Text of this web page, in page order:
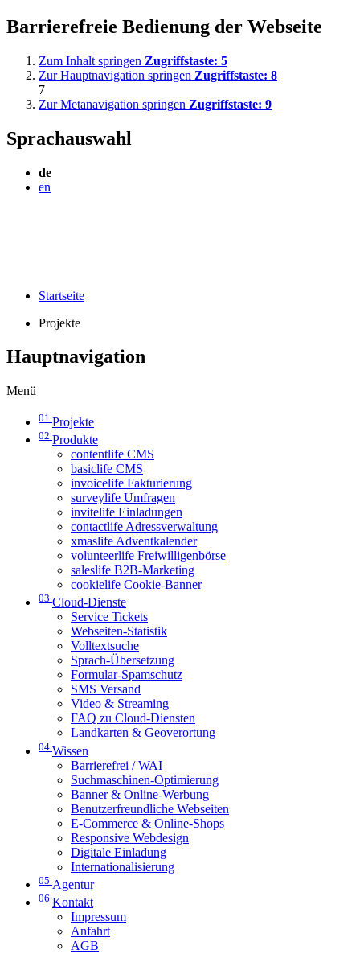
Barrierefreie Bedienung der Webseite
Zum Inhalt springen Zugriffstaste: 5
Zur Hauptnavigation springen Zugriffstaste: 8
7
Zur Metanavigation springen Zugriffstaste: 9
Sprachauswahl
de
en
Startseite
Projekte
Hauptnavigation
Menü
01 Projekte
02 Produkte
contentlife CMS
basiclife CMS
invoicelife Fakturierung
surveylife Umfragen
invitelife Einladungen
contactlife Adressverwaltung
xmaslife Adventkalender
volunteerlife Freiwilligenbörse
saleslife B2B-Marketing
cookielife Cookie-Banner
03 Cloud-Dienste
Service Tickets
Webseiten-Statistik
Volltextsuche
Sprach-Übersetzung
Formular-Spamschutz
SMS Versand
Video & Streaming
FAQ zu Cloud-Diensten
Landkarten & Geoverortung
04 Wissen
Barrierefrei / WAI
Suchmaschinen-Optimierung
Banner & Online-Werbung
Benutzerfreundliche Webseiten
E-Commerce & Online-Shops
Responsive Webdesign
Digitale Einladung
Internationalisierung
05 Agentur
06 Kontakt
Impressum
Anfahrt
AGB